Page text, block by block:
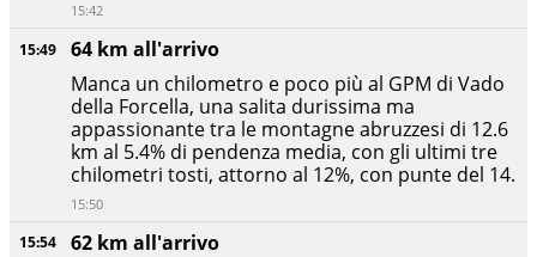
15:54
62 km all'arrivo
15:49
64 km all'arrivo
Manca un chilometro e poco più al GPM di Vado
della Forcella, una salita durissima ma
appassionante tra le montagne abruzzesi di 12.6
km al 5.4% di pendenza media, con gli ultimi tre
chilometri tosti, attorno al 12%, con punte del 14.
15:50
15:42